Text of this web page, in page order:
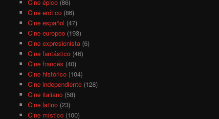
Cine épico(86)
Cine erótico(86)
Cine español (47)
Cine europeo(193)
Cine expresionista(6)
Cine fantástico(46)
Cine francés (40)
Cine histórico(104)
Cine independiente(128)
Cine italiano(58)
Cine latino(23)
Cine místico(100)